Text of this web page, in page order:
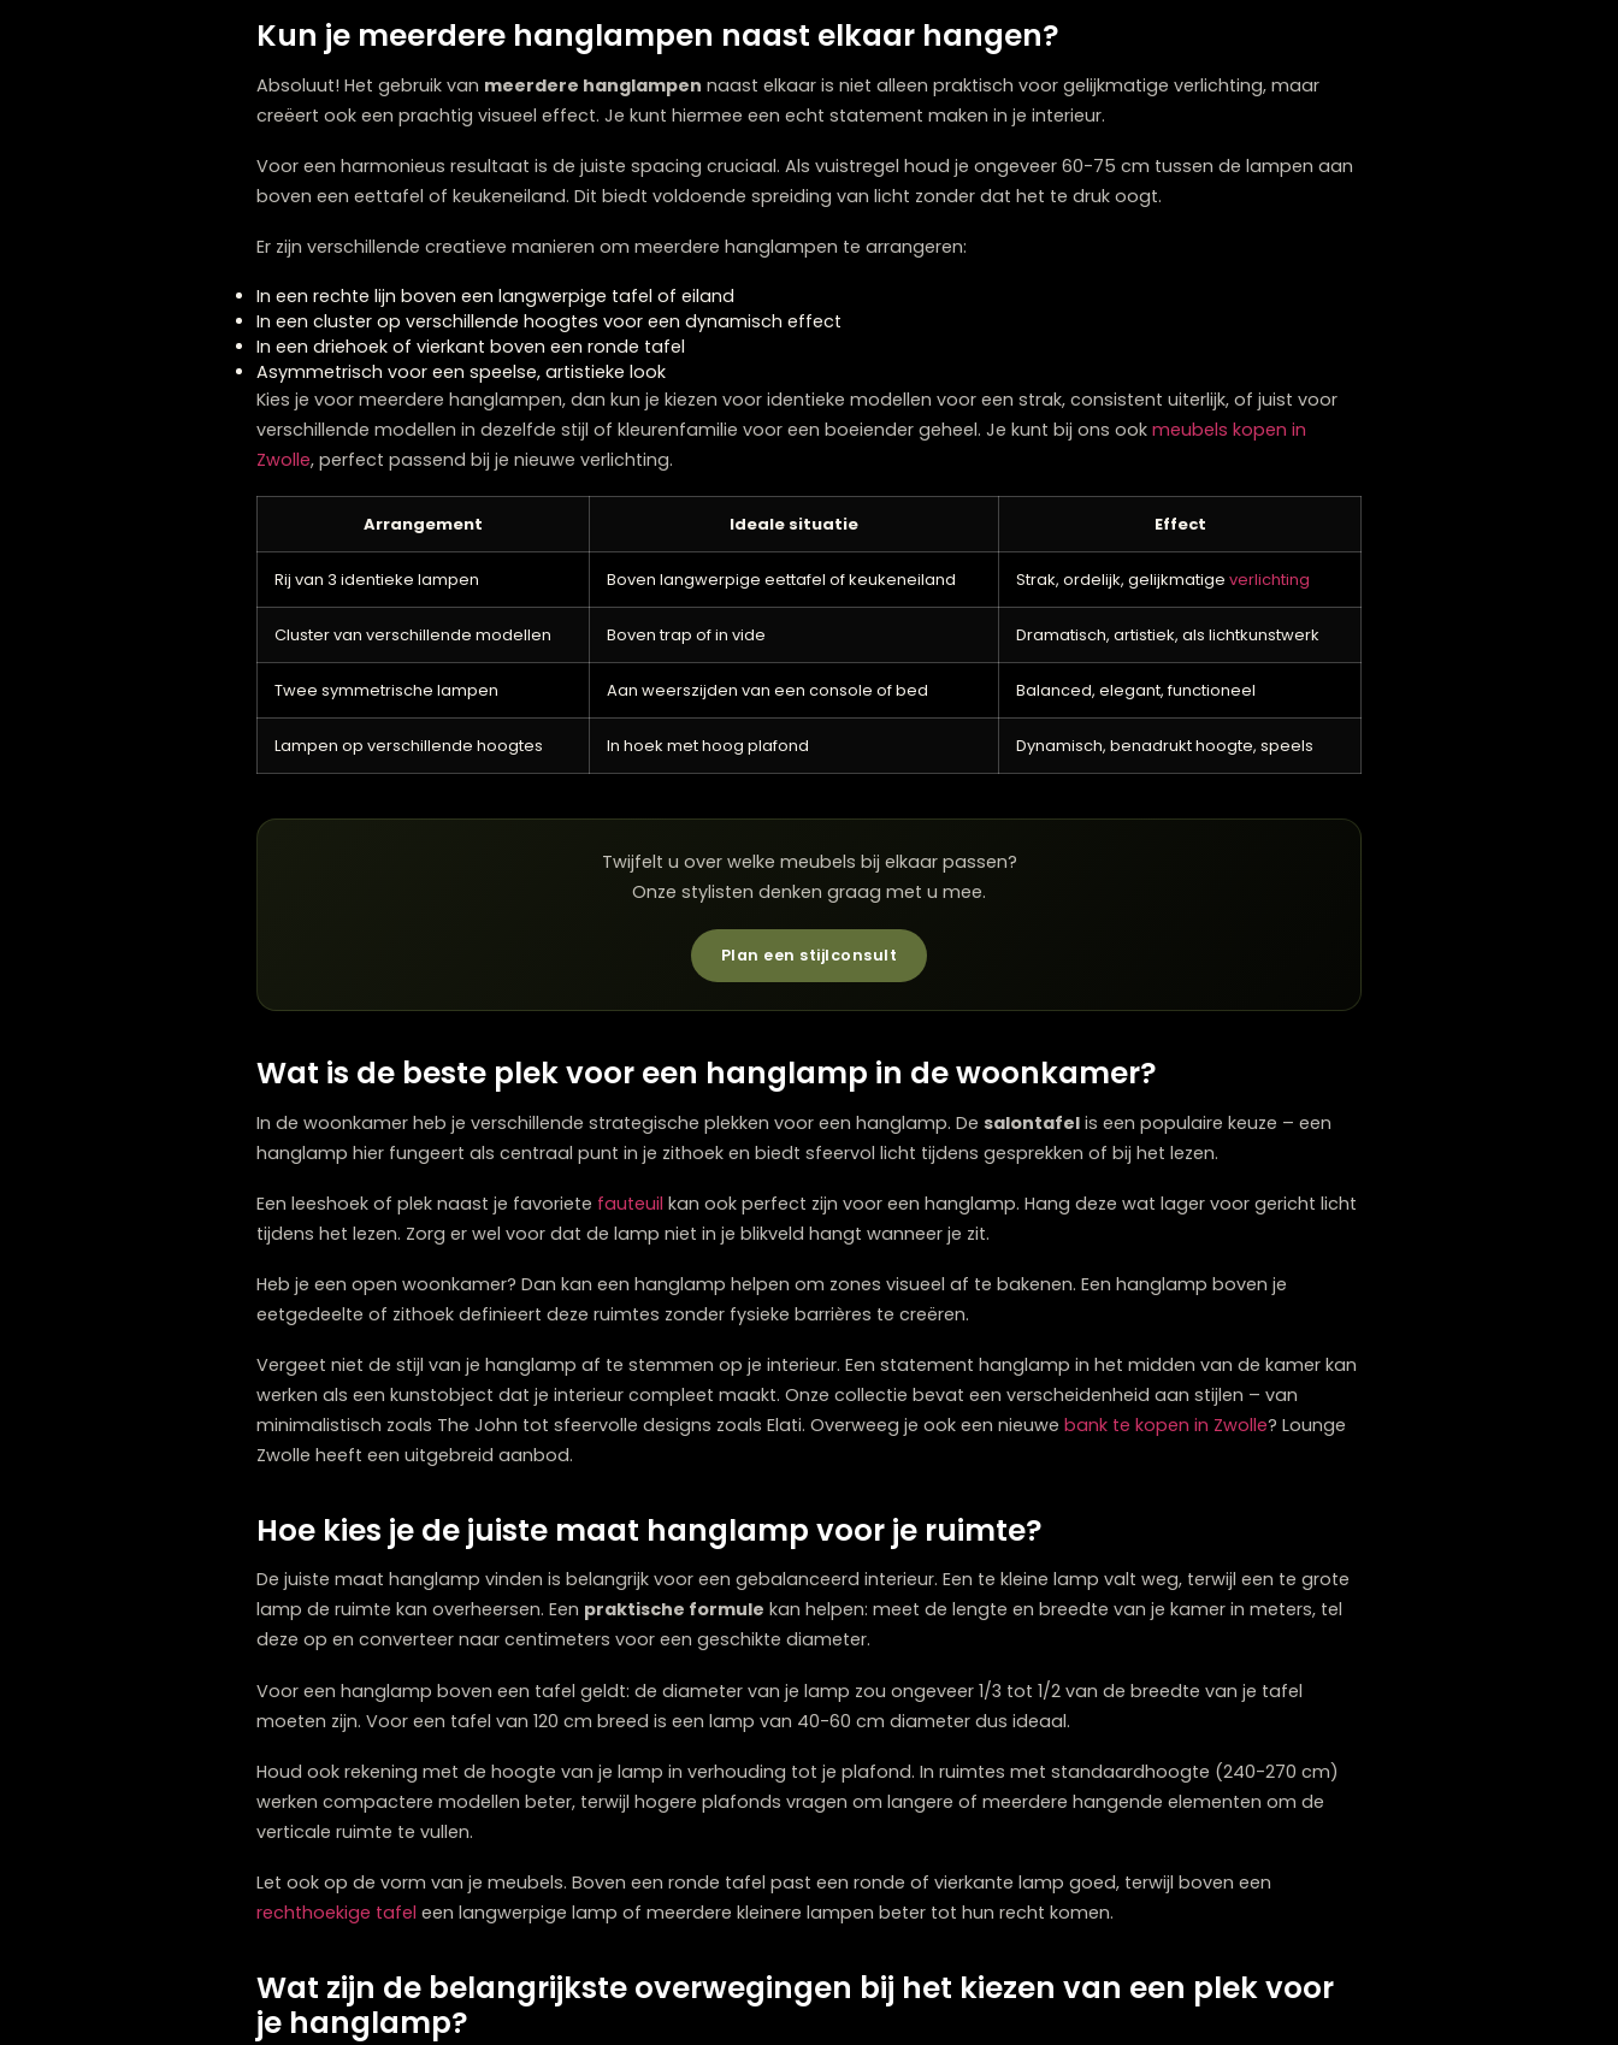
Hanglampen met een open design laten licht door en creëren een gevoel van ruimte. Denk aan minimalistisch vormgegeven
lampen zonder zware elementen. Een hanglamp zoals onze Elati in een kleinere maat kan perfect werken in een compacte
ruimte, omdat deze een zacht en diffuus licht verspreidt zonder de ruimte te domineren.
in wit, zand of transparant glas is daarom een slimme keuze voor kleinere kamers zoals een compacte keuken of smalle hal.
Overweeg ook om eenvloerkleed te kopen in Zwolleom de sfeer en akoestiek te verbeteren.
Kun je meerdere hanglampen naast elkaar hangen?
Absoluut! Het gebruik vanmeerdere hanglampen
creëert ook een prachtig visueel effect. Je kunt hiermee een echt statement maken in je interieur.
Voor een harmonieus resultaat is de juiste spacing cruciaal. Als vuistregel houd je ongeveer 60-75 cm tussen de lampen aan
boven een eettafel of keukeneiland. Dit biedt voldoende spreiding van licht zonder dat het te druk oogt.
Er zijn verschillende creatieve manieren om meerdere hanglampen te arrangeren:
In een rechte lijn boven een langwerpige tafel of eiland
In een cluster op verschillende hoogtes voor een dynamisch effect
In een driehoek of vierkant boven een ronde tafel
Asymmetrisch voor een speelse, artistieke look
Kies je voor meerdere hanglampen, dan kun je kiezen voor identieke modellen voor een strak, consistent uiterlijk, of juist voor
Zwolle
, perfect passend bij je nieuwe verlichting.
Boven langwerpige eettafel of keukeneiland
Boven trap of in vide
Twee symmetrische lampen Aan weerszijden van een console of bed Balanced, elegant, functioneel
Lampen op verschillende hoogtes In hoek met hoog plafond Dynamisch, benadrukt hoogte, speels
Twijfelt u over welke meubels bij elkaar passen?
Onze stylisten denken graag met u mee.
Plan een stijlconsult
Wat is de beste plek voor een hanglamp in de woonkamer?
hanglamp hier fungeert als centraal punt in je zithoek en biedt sfeervol licht tijdens gesprekken of bij het lezen.
Een leeshoek of plek naast je favorietefauteuilkan ook perfect zijn voor een hanglamp. Hang deze wat lager voor gericht licht
tijdens het lezen. Zorg er wel voor dat de lamp niet in je blikveld hangt wanneer je zit.
Heb je een open woonkamer? Dan kan een hanglamp helpen om zones visueel af te bakenen. Een hanglamp boven je
eetgedeelte of zithoek definieert deze ruimtes zonder fysieke barrières te creëren.
Vergeet niet de stijl van je hanglamp af te stemmen op je interieur. Een statement hanglamp in het midden van de kamer kan
werken als een kunstobject dat je interieur compleet maakt. Onze collectie bevat een verscheidenheid aan stijlen – van
minimalistisch zoals The John tot sfeervolle designs zoals Elati. Overweeg je ook een nieuwe
Zwolle heeft een uitgebreid aanbod.
De juiste maat hanglamp vinden is belangrijk voor een gebalanceerd interieur. Een te kleine lamp valt weg, terwijl een te grote